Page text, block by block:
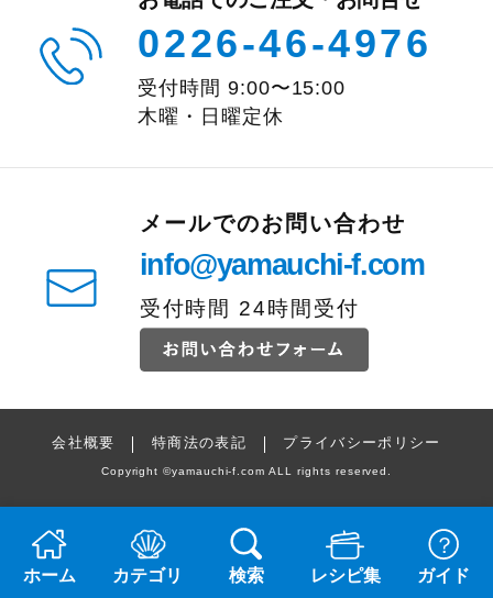
0226-46-4976
受付時間 9:00〜15:00
木曜・日曜定休
メールでのお問い合わせ
info@yamauchi-f.com
受付時間 24時間受付
会社概要 特商法の表記 プライバシーポリシー
Copyright ©yamauchi-f.com ALL rights reserved.
ホーム カテゴリ 検索 レシピ集 ガイド